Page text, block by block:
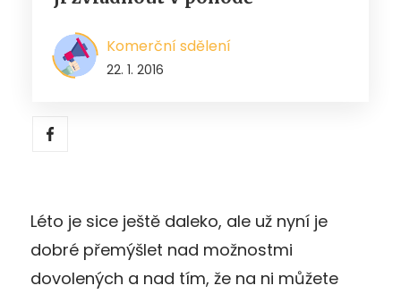
Komerční sdělení
22. 1. 2016
Léto je sice ještě daleko, ale už nyní je
dobré přemýšlet nad možnostmi
dovolených a nad tím, že na ni můžete